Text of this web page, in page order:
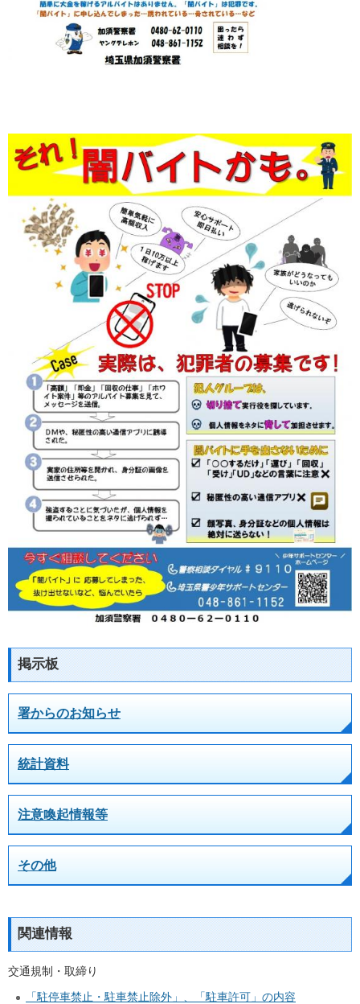
掲示板
署からのお知らせ
統計資料
注意喚起情報等
その他
関連情報
交通規制・取締り
「駐停車禁止・駐車禁止除外」、「駐車許可」の内容